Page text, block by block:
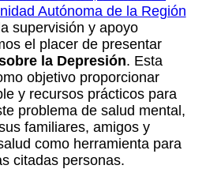
Autónoma de la Región
supervisión y apoyo
el placer de presentar
la Depresión. Esta
objetivo proporcionar
y recursos prácticos para
problema de salud mental,
familiares, amigos y
como herramienta para
citadas personas.